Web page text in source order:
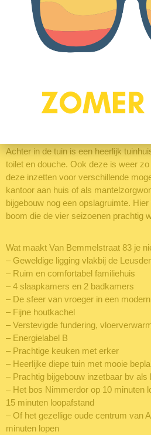
En dan de tuin. Wat een ruimte,
Vooraan is een sfeervol terras
de loungebank of juist lekker in de
zijn hart op want je kan je eigen
Achter in de tuin is een heerlijk
toilet en douche. Ook deze is weer
deze inzetten voor verschillende
kantoor aan huis of als
bijgebouw nog een opslagruimte.
boom die de vier seizoenen prachtig
Wat maakt Van Bemmelstraat 83 je
– Geweldige ligging vlakbij de
– Ruim en comfortabel familiehuis
– 4 slaapkamers en 2 badkamers
– De sfeer van vroeger in een
– Fijne houtkachel
– Verstevigde fundering,
– Energielabel B
– Prachtige keuken met erker
– Heerlijke diepe tuin met mooie
– Prachtig bijgebouw inzetbaar bv
– Het bos Nimmerdor op 10 minuten
15 minuten loopafstand
– Of het gezellige oude centrum van
minuten lopen